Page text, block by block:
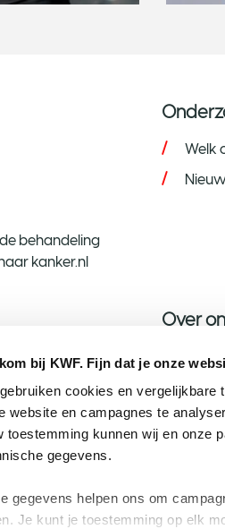
bij KWF. Fijn dat je onze
cookies en vergelijkbare
website en campagnes te
toestemming kunnen wij en onze
gegevens.
gegevens helpen ons om
Je kunt je toestemming op elk
behandeling
kanker.nl
Welk
Over
Over
Onze